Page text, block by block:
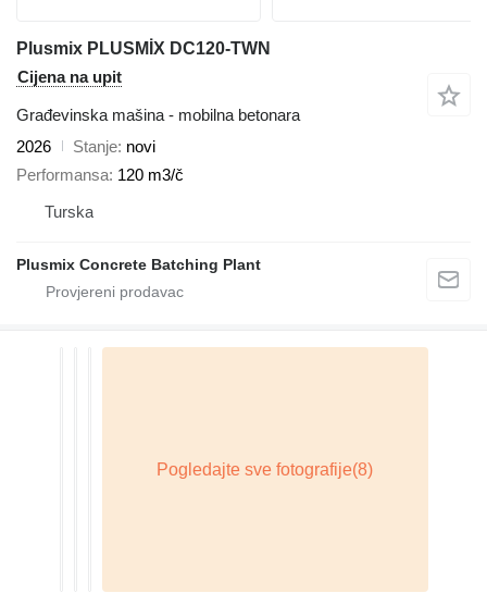
Plusmix PLUSMİX DC120-TWN
Cijena na upit
Građevinska mašina - mobilna betonara
2026
Stanje novi
Performansa 120 m3/č
Turska
Plusmix Concrete Batching Plant